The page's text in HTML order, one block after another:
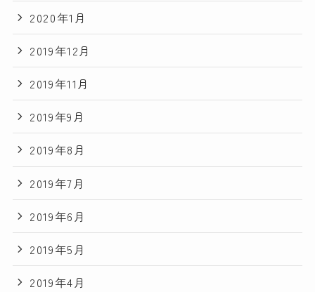
2020年1月
2019年12月
2019年11月
2019年9月
2019年8月
2019年7月
2019年6月
2019年5月
2019年4月